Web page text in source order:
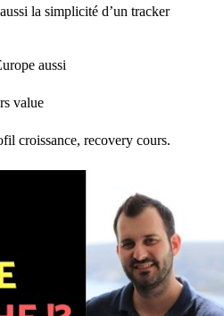
la simplicité d’un tracker
aussi
value
croissance, recovery cours.